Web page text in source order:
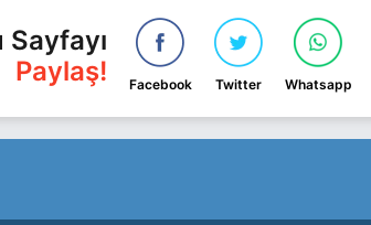
Sayfayı
Paylaş!
Facebook Twitter Whatsapp